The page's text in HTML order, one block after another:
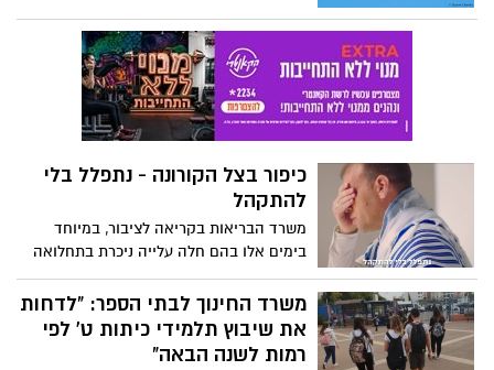
כיפור בצל הקורונה - נתפלל בלי
להתקהל
משרד הבריאות בקריאה לציבור, במיוחד
בימים אלו בהם חלה עלייה ניכרת בתחלואה
ברחבי הארץ, אנא הקשיבו להנחיות ויחד נוכל
להתגבר על הנגיף ולצמצם הדבקה. צפו >>>
משרד החינוך לבתי הספר: "לדחות
את שיבוץ תלמידי כיתות ט' לפי
רמות לשנה הבאה"